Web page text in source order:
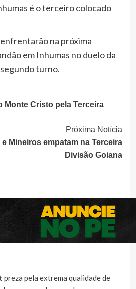
é o terceiro colocado
na próxima
em Inhumas no duelo da
turno.
Monte Cristo pela Terceira
Próxima Notícia
e Mineiros empatam na Terceira
Divisão Goiana
preza pela extrema qualidade de